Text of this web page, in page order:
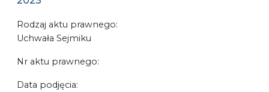
Rodzaj aktu prawnego:
Uchwała Sejmiku
Nr aktu prawnego:
Data podjęcia: